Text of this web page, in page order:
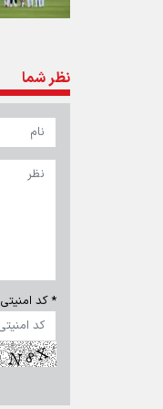
نظر شما
* کد امنیتی